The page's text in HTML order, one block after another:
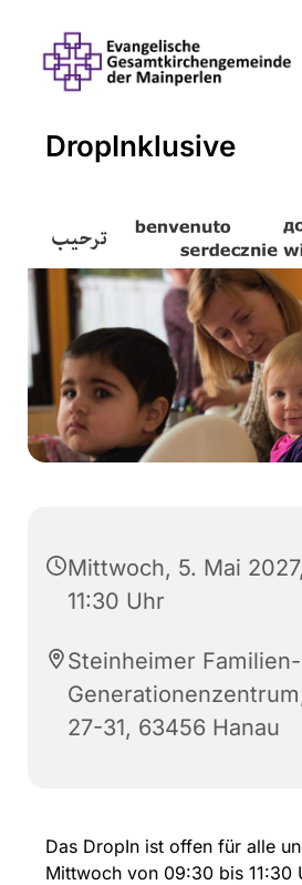
DropInklusive
Mittwoch, 5. Mai
11:30 Uhr
Steinheimer
27-31, 63456 Hanau
Das DropIn ist offen für alle
Mittwoch von 09:30 bis 11:30